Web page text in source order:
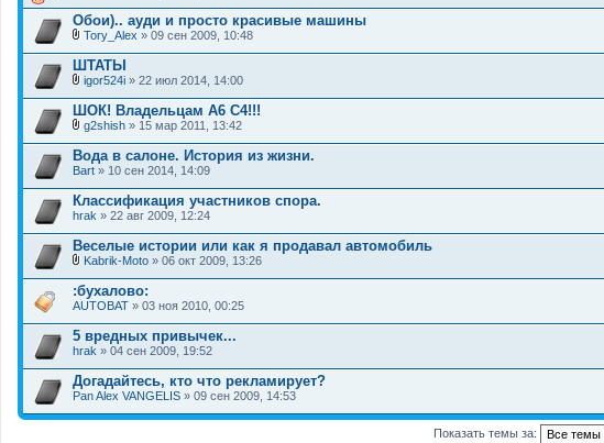
е
н
и
л
о
ж
е
н
и
Обои).. ауди и просто красивые машины
л
о
ж
е
н
и
Tory_Alex » 09 сен 2009, 10:48
ШТАТЫ
В
л
о
ж
е
н
и
igor524i » 22 июл 2014, 14:00
ШОК! Владельцам А6 С4!!!
В
л
о
ж
е
н
и
g2shish » 15 мар 2011, 13:42
Вода в салоне. История из жизни.
Bart » 10 сен 2014, 14:09
Классификация участников спора.
hrak » 22 авг 2009, 12:24
Веселые истории или как я продавал автомобиль
л
о
ж
е
н
и
Kabrik-Moto » 06 окт 2009, 13:26
:бухалово:
AUTOBAT » 03 ноя 2010, 00:25
5 вредных привычек...
hrak » 04 сен 2009, 19:52
Догадайтесь, кто что рекламирует?
Pan Alex VANGELIS » 09 сен 2009, 14:53
Показать темы за: